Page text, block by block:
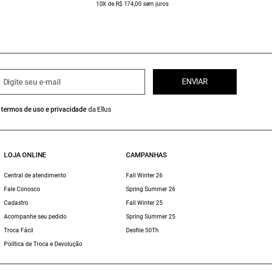
10X de R$ 174,00 sem juros
ENVIAR
termos de uso e privacidade da Ellus
LOJA ONLINE
Central de atendimento
Fale Conosco
Cadastro
Acompanhe seu pedido
Troca Fácil
Política de Troca e Devolução
CAMPANHAS
Fall Winter 26
Spring Summer 26
Fall Winter 25
Spring Summer 25
Desfile 50Th